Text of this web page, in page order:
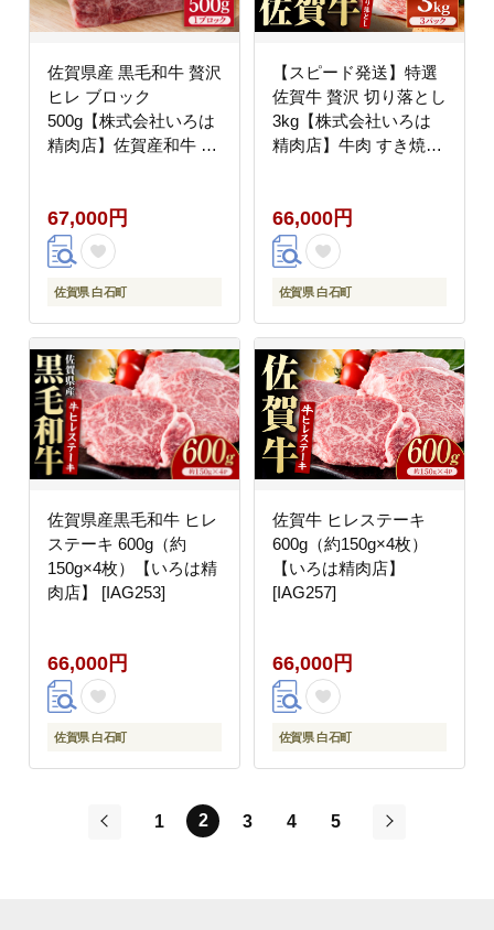
佐賀県産 黒毛和牛 贅沢
ヒレ ブロック
500g【株式会社いろは
精肉店】佐賀産和牛 牛
67,000円
佐賀県 白石町
【スピード発送】特選
佐賀牛 贅沢 切り落とし
3kg【株式会社いろは
精肉店】牛肉 すき焼き
66,000円
佐賀県 白石町
佐賀県産黒毛和牛 ヒレ
ステーキ 600g（約
150g×4枚）【いろは精
肉店】 [IAG253]
66,000円
佐賀県 白石町
佐賀牛 ヒレステーキ
600g（約150g×4枚）
【いろは精肉店】
[IAG257]
66,000円
佐賀県 白石町
1 2 3 4
5